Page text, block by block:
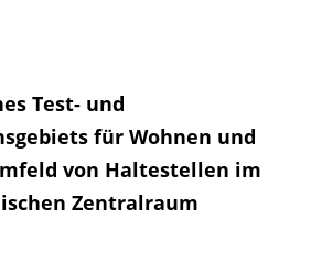
s
i
c
a
t
Test- und
für Wohnen und
von Haltestellen im
Zentralraum